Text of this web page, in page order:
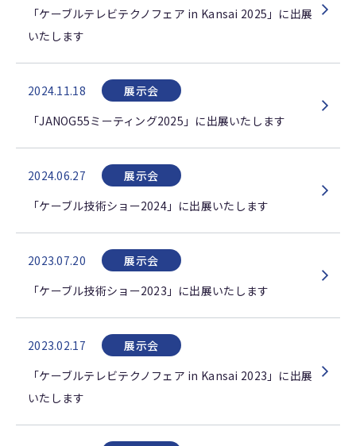
「ケーブルテレビテクノフェア in Kansai 2025」に出展
いたします
2024.11.18
展示会
「JANOG55ミーティング2025」に出展いたします
2024.06.27
展示会
「ケーブル技術ショー2024」に出展いたします
2023.07.20
展示会
「ケーブル技術ショー2023」に出展いたします
2023.02.17
展示会
「ケーブルテレビテクノフェア in Kansai 2023」に出展
いたします